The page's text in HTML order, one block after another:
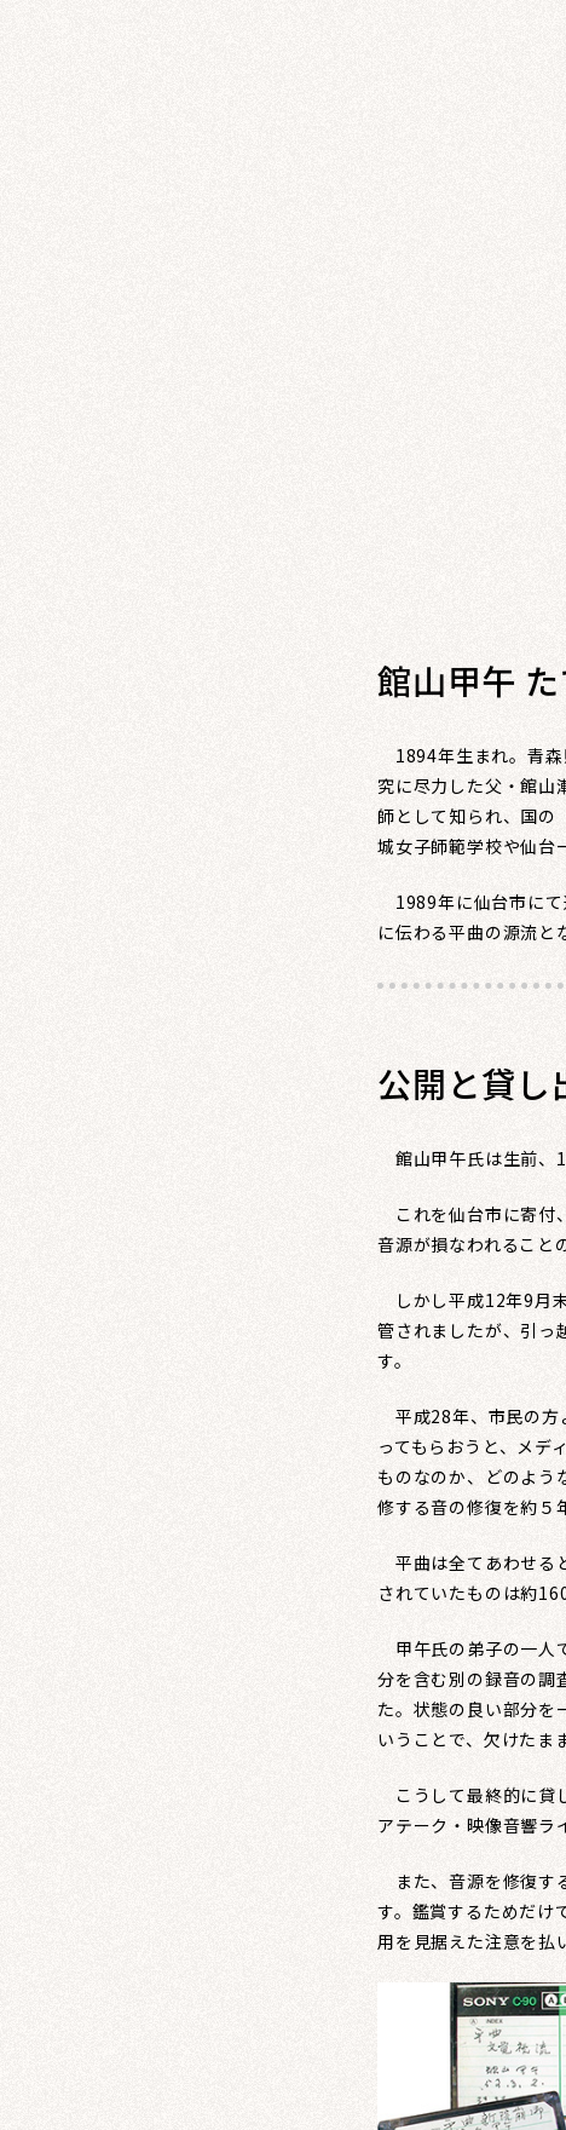
館山甲午
1894年生まれ。青森
究に尽力した父・館山
師として知られ、国の
城女子師範学校や仙台
1989年に仙台市にて
に伝わる平曲の源流と
公開と貸し
館山甲午氏は生前、
これを仙台市に寄付
音源が損なわれること
しかし平成12年9月
管されましたが、引っ
す。
平成28年、市民の方
ってもらおうと、メデ
ものなのか、どのよう
修する音の修復を約５
平曲は全てあわせる
されていたものは約
甲午氏の弟子の一人
分を含む別の録音の調
た。状態の良い部分を
いうことで、欠けたま
こうして最終的に貸
アテーク・映像音響ラ
また、音源を修復す
す。鑑賞するためだけ
用を見据えた注意を払